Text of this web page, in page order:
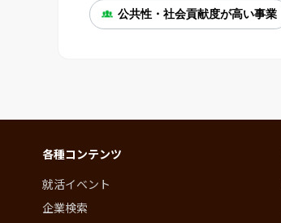
公共性・社会貢献度が高い事業
各種コンテンツ
就活イベント
企業検索